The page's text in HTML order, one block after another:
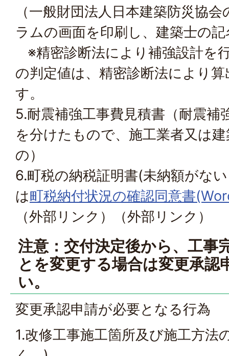
（一般財団法人日本建築防災協
ラムの画面を印刷し、建築士の
※精密診断法により補強設計を
の判定値は、精密診断法により
す。
5.耐震補強工事費見積書（耐震補
を分けたもので、施工業者又は
の）
6.町税の納税証明書(未納額がな
は町税納付状況の確認同意書
（外部リンク）
（外部リンク）
注意：交付決定後から、工事
とを変更する場合は変更承認
い。
変更承認申請が必要となる行為
1.改修工事施工箇所及び施工方法